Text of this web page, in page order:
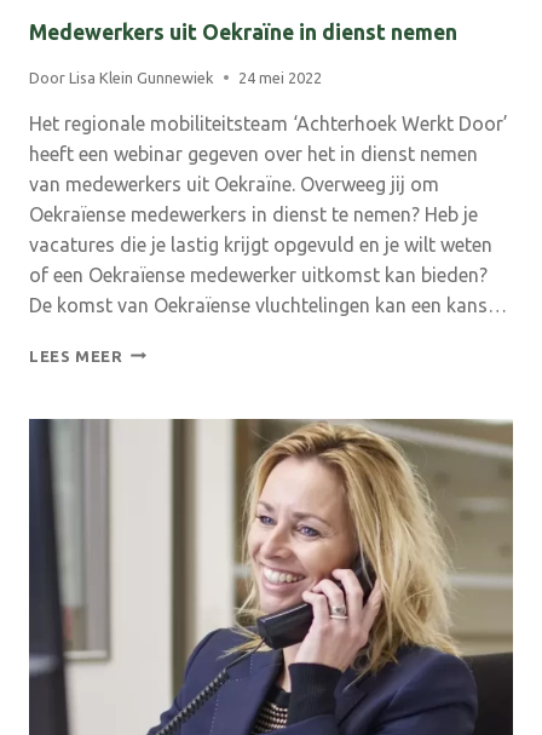
Medewerkers uit Oekraïne in dienst nemen
Door Lisa Klein Gunnewiek 24 mei 2022
Het regionale mobiliteitsteam ‘Achterhoek Werkt Door’
heeft een webinar gegeven over het in dienst nemen
van medewerkers uit Oekraïne. Overweeg jij om
Oekraïense medewerkers in dienst te nemen? Heb je
vacatures die je lastig krijgt opgevuld en je wilt weten
of een Oekraïense medewerker uitkomst kan bieden?
De komst van Oekraïense vluchtelingen kan een kans…
LEES MEER MEDEWERKERS
IN